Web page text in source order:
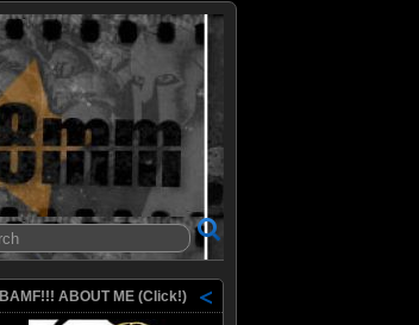
BAMF!!! ABOUT ME (Click!)